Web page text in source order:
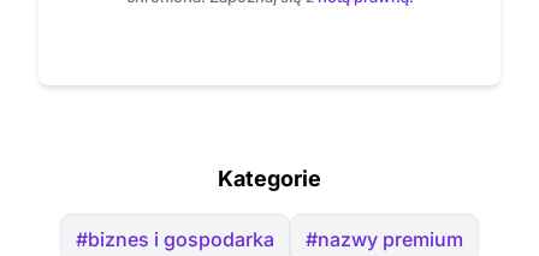
Kategorie
#biznes i gospodarka #nazwy premium